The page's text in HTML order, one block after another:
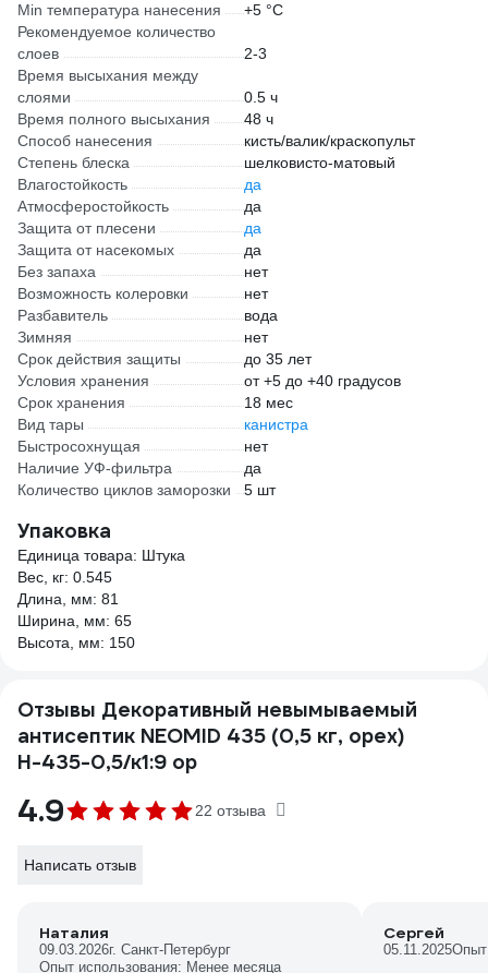
Min температура нанесения
+5 °С
Рекомендуемое количество
слоев
2-3
Время высыхания между
слоями
0.5 ч
Время полного высыхания
48 ч
Способ нанесения
кисть/валик/краскопульт
Степень блеска
шелковисто-матовый
Влагостойкость
да
Атмосферостойкость
да
Защита от плесени
да
Защита от насекомых
да
Без запаха
нет
Возможность колеровки
нет
Разбавитель
вода
Зимняя
нет
Срок действия защиты
до 35 лет
Условия хранения
от +5 до +40 градусов
Срок хранения
18 мес
Вид тары
канистра
Быстросохнущая
нет
Наличие УФ-фильтра
да
Количество циклов заморозки
5 шт
Упаковка
Единица товара: Штука
Вес, кг: 0.545
Длина, мм: 81
Ширина, мм: 65
Высота, мм: 150
Отзывы Декоративный невымываемый
антисептик NEOMID 435 (0,5 кг, орех)
Н-435-0,5/к1:9 ор
4.9 22 отзыва
Написать отзыв
Наталия
09.03.2026г. Санкт-Петербург
Опыт использования: Менее месяца
Сергей
05.11.2025Опыт